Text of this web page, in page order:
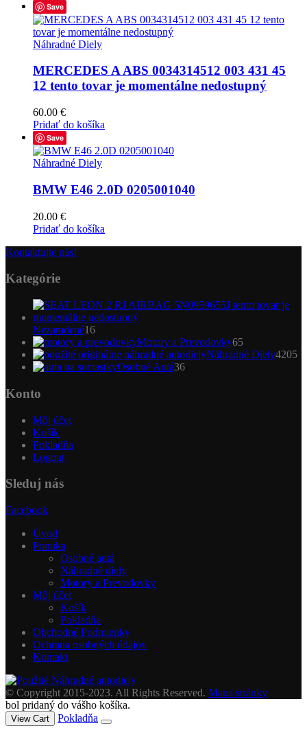
Save
Náhradné Diely
MERCEDES A ABS 0034314512 003 431 45
12 tento tovar je momentálne nedostupný
60.00 €
Pridať do košíka
Save
Náhradné Diely
BMW E46 2.0D 0205001040
20.00 €
Pridať do košíka
Kontaktujte nás!
Kategórie
Nezaradené1616
produktovMotory a Prevodovky6565
produktov
Náhradné Diely4205
Osobné Autá3636
Konto
Môj účet
Košík
Pokladňa
Logout
Sleduj nás
Facebook
Úvod
Ponuka
Osobné autá
Náhradné diely
Motory a Prevodovky
Môj účet
Košík
Pokladňa
Obchodné Podmienky
Ochrana osobných údajov
Kontakt
© Copyright 2015-2023. All Rights Reserved. Mapa stránky
bol pridaný do vášho košíka.
View Cart Pokladňa